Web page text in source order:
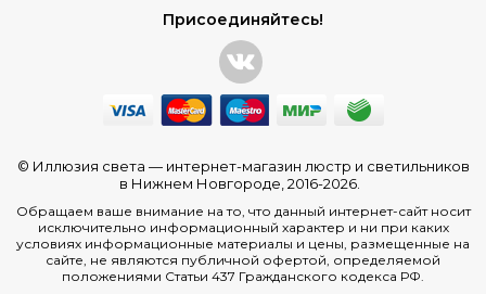
Присоединяйтесь!
© Иллюзия света — интернет-магазин люстр и светильников
в Нижнем Новгороде , 2016-2026.
Обращаем ваше внимание на то, что данный интернет-сайт носит
исключительно информационный характер и ни при каких
условиях информационные материалы и цены, размещенные на
сайте, не являются публичной офертой, определяемой
положениями Статьи 437 Гражданского кодекса РФ.